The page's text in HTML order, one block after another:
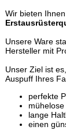
Wir bieten
Unsere Ware
Hersteller mit
Unser Ziel ist
Auspuff Ihres
perfekte
lange
einen